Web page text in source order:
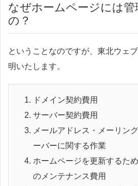
なぜホームページには管
の？
ということなのですが、東北ウェ
明いたします。
ドメイン契約費用
サーバー契約費用
メールアドレス・メーリン
ーバーに関する作業
ホームページを更新するた
のメンテナンス費用